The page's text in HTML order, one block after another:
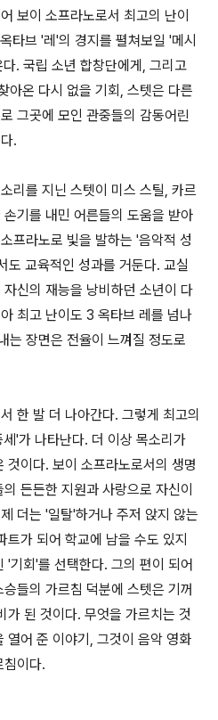
보이 소프라노로서 최고의 난이
타브 '레'의 경지를 펼쳐보일 '메시
. 국립 소년 합창단에게, 그리고
아온 다시 없을 기회, 스텟은 다른
그곳에 모인 관중들의 감동어린
.
리를 지닌 스텟이 미스 스틸, 카르
기를 내민 어른들의 도움을 받아
프라노로 빛을 발하는 '음악적 성
도 교육적인 성과를 거둔다. 교실
신의 재능을 낭비하던 소년이 다
최고 난이도 3 옥타브 레를 넘나
는 장면은 전율이 느껴질 정도로
한 발 더 나아간다. 그렇게 최고의
'가 나타난다. 더 이상 목소리가
것이다. 보이 소프라노로서의 생명
든든한 지원과 사랑으로 자신이
더는 '일탈'하거나 주저 앉지 않는
가 되어 학교에 남을 수도 있지
'기회'를 선택한다. 그의 편이 되어
들의 가르침 덕분에 스텟은 기꺼
가 된 것이다. 무엇을 가르치는 것
열어 준 이야기, 그것이 음악 영화
이다.